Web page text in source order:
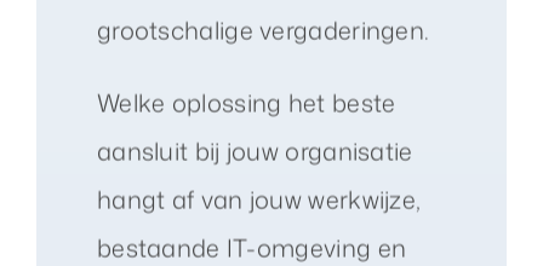
grootschalige vergaderingen.
Welke oplossing het beste
aansluit bij jouw organisatie
hangt af van jouw werkwijze,
bestaande IT-omgeving en